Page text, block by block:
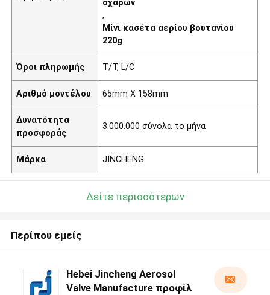
σχαρών
,
Μίνι κασέτα αερίου βουτανίου
220g
Όροι πληρωμής T/T, L/C
Αριθμό μοντέλου 65mm X 158mm
Δυνατότητα
προσφοράς
3.000.000 σύνολα το μήνα
Μάρκα JINCHENG
Δείτε περισσότερων
Περίπου εμείς
Hebei Jincheng Aerosol
Valve Manufacture προφίλ